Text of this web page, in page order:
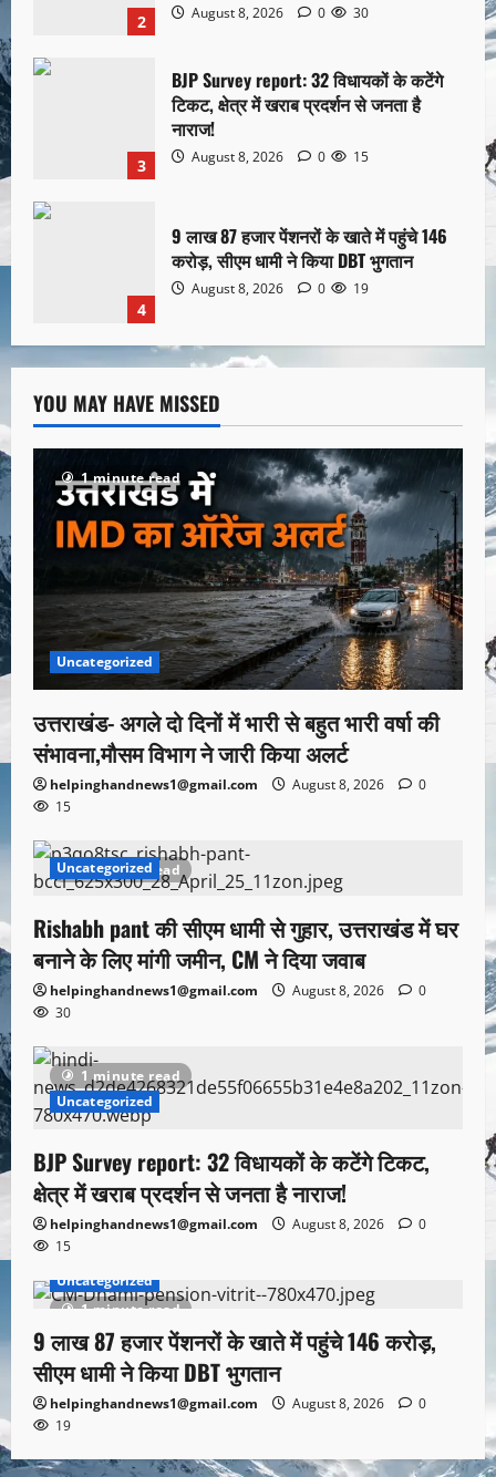
2 August 8, 2026 0 30
3
BJP Survey report: 32 विधायकों के कटेंगे
टिकट, क्षेत्र में खराब प्रदर्शन से जनता है
नाराज!
August 8, 2026 0 15
4
9 लाख 87 हजार पेंशनरों के खाते में पहुंचे 146
करोड़, सीएम धामी ने किया DBT भुगतान
August 8, 2026 0 19
YOU MAY HAVE MISSED
1 minute read
Uncategorized
उत्तराखंड- अगले दो दिनों में भारी से बहुत भारी वर्षा की
संभावना,मौसम विभाग ने जारी किया अलर्ट
helpinghandnews1@gmail.com August 8, 2026
0
15
1 minute read
Uncategorized
Rishabh pant की सीएम धामी से गुहार, उत्तराखंड में घर
बनाने के लिए मांगी जमीन, CM ने दिया जवाब
helpinghandnews1@gmail.com August 8, 2026
0
30
1 minute read
Uncategorized
BJP Survey report: 32 विधायकों के कटेंगे टिकट,
क्षेत्र में खराब प्रदर्शन से जनता है नाराज!
helpinghandnews1@gmail.com August 8, 2026
0
15
1 minute read
Uncategorized
9 लाख 87 हजार पेंशनरों के खाते में पहुंचे 146 करोड़,
सीएम धामी ने किया DBT भुगतान
helpinghandnews1@gmail.com August 8, 2026
0
19